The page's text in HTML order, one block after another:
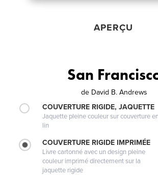
APERÇU
San
de David B. Andrews
COUVERTURE RIGIDE, JAQUETTE
Jaquette pleine couleur sur couverture en
lin
COUVERTURE RIGIDE IMPRIMÉE
Livre cartonné avec un design pleine
couleur imprimé directement sur la
jaquette rigide